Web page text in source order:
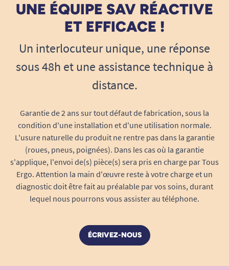
UNE ÉQUIPE SAV RÉACTIVE
ET EFFICACE !
Un interlocuteur unique, une réponse
sous 48h et une assistance technique à
distance.
Garantie de 2 ans sur tout défaut de fabrication, sous la
condition d'une installation et d'une utilisation normale.
L'usure naturelle du produit ne rentre pas dans la garantie
(roues, pneus, poignées). Dans les cas où la garantie
s'applique, l'envoi de(s) pièce(s) sera pris en charge par Tous
Ergo. Attention la main d'œuvre reste à votre charge et un
diagnostic doit être fait au préalable par vos soins, durant
lequel nous pourrons vous assister au téléphone.
ÉCRIVEZ-NOUS